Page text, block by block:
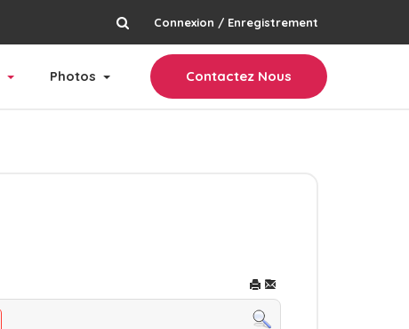
rechercher
Connexion / Enregistrement
Photos Contactez Nous